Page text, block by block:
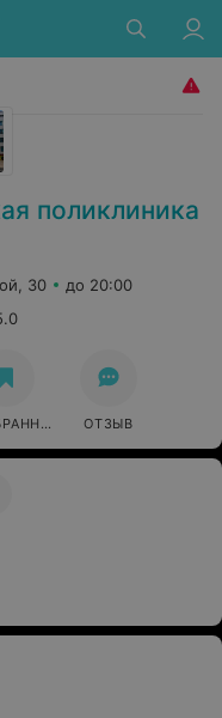
поликлиника
30
до 20:00
ОТЗЫВ